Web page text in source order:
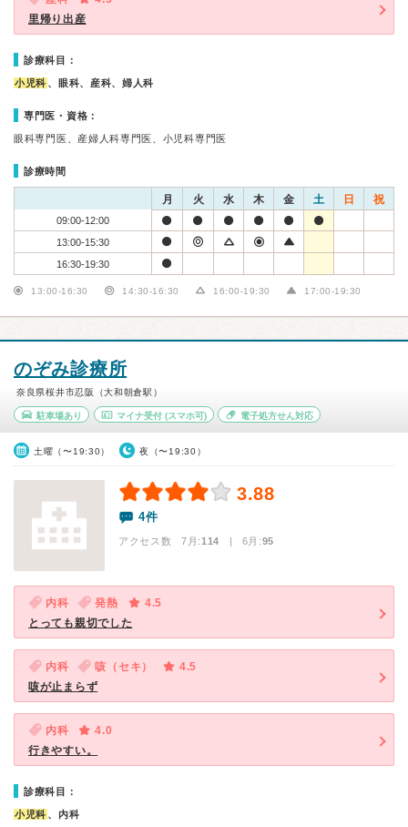
里帰り出産
診療科目：
小児科 、眼科、産科、婦人科
専門医・資格：
眼科専門医、産婦人科専門医、小児科専門医
診療時間
月 火 水 木 金 土 日 祝
09:00-12:00
13:00-15:30
16:30-19:30
13:00-16:30 14:30-16:30 16:00-19:30 17:00-19:30
のぞみ診療所
奈良県桜井市忍阪（大和朝倉駅）
駐車場あり マイナ受付(スマホ可) 電子処方せん対応
土曜（〜19:30） 夜（〜19:30）
3.88
4件
アクセス数 7月:114 | 6月:95
内科 発熱
4.5
とっても親切でした
内科 咳（セキ）
4.5
咳が止まらず
内科
4.0
行きやすい。
診療科目：
小児科 、内科